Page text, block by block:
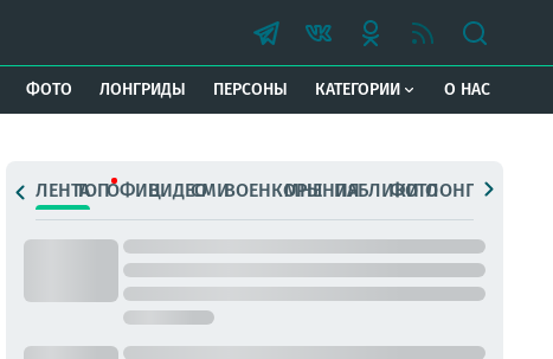
ФОТО ЛОНГРИДЫ ПЕРСОНЫ КАТЕГОРИИ О НАС
ЛЕНТАТОПОФИЦ.ВИДЕОСМИВОЕНКОРЫМНЕНИЯПАБЛИКИ
ФОТОЛОНГРИДЫ